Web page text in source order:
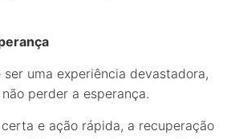
uma experiência devastadora,
perder a esperança.
e ação rápida, a recuperação